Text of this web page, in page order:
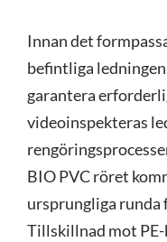
Innan det
befintliga
garantera
videoinspekteras
BIO PVC röret
ursprungliga runda
Tillskillnad mot PE-